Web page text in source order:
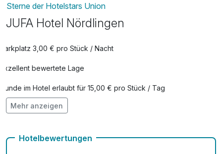
Sterne der Hotelstars Union
JUFA Hotel Nördlingen
Parkplatz 3,00 € pro Stück / Nacht
Exzellent bewertete Lage
Hunde im Hotel erlaubt für 15,00 € pro Stück / Tag
Auch vegetarische Speisen
Mehr anzeigen
Hotelbewertungen